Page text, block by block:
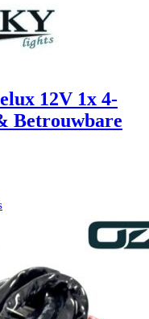
12V 1x 4-
Betrouwbare